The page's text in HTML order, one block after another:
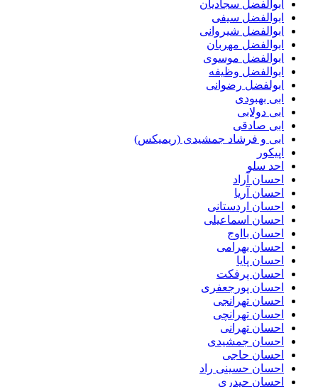
ابوالفضل سجادیان
ابوالفضل سیفی
ابوالفضل شیروانی
ابوالفضل مهربان
ابوالفضل موسوی
ابوالفضل وظیفه
ابولفضل رضوانی
ابی بهبودی
ابی دولابی
ابی صادقی
ابی و فرشاد جمشیدی (ریمیکس)
اپیکور
احد سلو
احسان آراد
احسان آریا
احسان اردستانی
احسان اسماعیلی
احسان بااوج
احسان بهرامی
احسان پایا
احسان پرفکت
احسان پورجعفری
احسان تهرانجی
احسان تهرانچی
احسان تهرانی
احسان جمشیدی
احسان حاجی
احسان حسینی راد
احسان حیدری